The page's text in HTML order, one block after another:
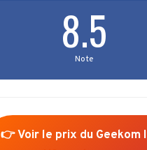
8.5
Note
👉 Voir le prix du Geekom